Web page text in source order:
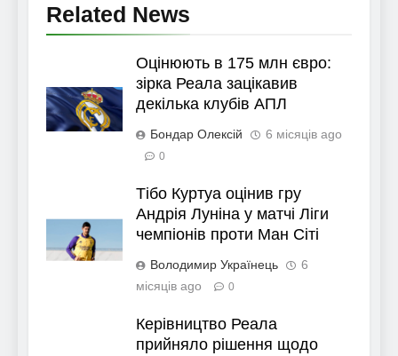
Related News
Оцінюють в 175 млн євро:
зірка Реала зацікавив
декілька клубів АПЛ
Бондар Олексій 6 місяців ago
0
Тібо Куртуа оцінив гру
Андрія Луніна у матчі Ліги
чемпіонів проти Ман Сіті
Володимир Українець
6
місяців ago
0
Керівництво Реала
прийняло рішення щодо